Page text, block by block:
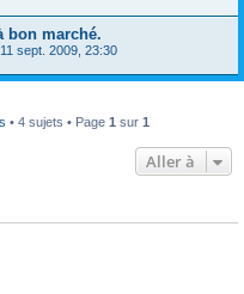
bon marché.
sept. 2009, 23:30
• 4 sujets • Page 1 sur 1
Aller à